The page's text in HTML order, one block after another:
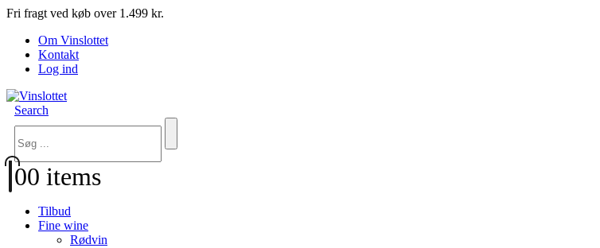
Fri fragt ved køb over 1.499 kr.
Om Vinslottet
Kontakt
Log ind
Search
00 items
Tilbud
Fine wine
Rødvin